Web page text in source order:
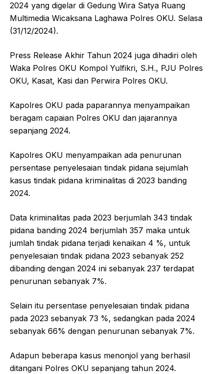
2024 yang digelar di Gedung Wira Satya Ruang
Multimedia Wicaksana Laghawa Polres OKU. Selasa
(31/12/2024).
Press Release Akhir Tahun 2024 juga dihadiri oleh
Waka Polres OKU Kompol Yulfikri, S.H., PJU Polres
OKU, Kasat, Kasi dan Perwira Polres OKU.
Kapolres OKU pada paparannya menyampaikan
beragam capaian Polres OKU dan jajarannya
sepanjang 2024.
Kapolres OKU menyampaikan ada penurunan
persentase penyelesaian tindak pidana sejumlah
kasus tindak pidana kriminalitas di 2023 banding
2024.
Data kriminalitas pada 2023 berjumlah 343 tindak
pidana banding 2024 berjumlah 357 maka untuk
jumlah tindak pidana terjadi kenaikan 4 %, untuk
penyelesaian tindak pidana 2023 sebanyak 252
dibanding dengan 2024 ini sebanyak 237 terdapat
penurunan sebanyak 7%.
Selain itu persentase penyelesaian tindak pidana
pada 2023 sebanyak 73 %, sedangkan pada 2024
sebanyak 66% dengan penurunan sebanyak 7%.
Adapun beberapa kasus menonjol yang berhasil
ditangani Polres OKU sepanjang tahun 2024.